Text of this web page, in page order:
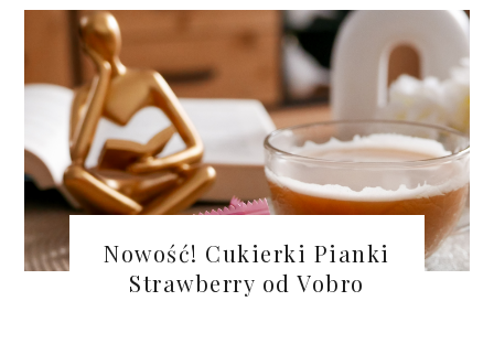
Nowość! Cukierki Pianki
Strawberry od Vobro